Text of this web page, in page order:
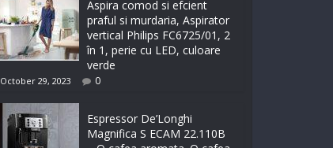
Aspira comod si efcient
praful si murdaria, Aspirator
vertical Philips FC6725/01, 2
în 1, perie cu LED, culoare
verde
October 29, 2023 0
Espressor De’Longhi
Magnifica S ECAM 22.110B